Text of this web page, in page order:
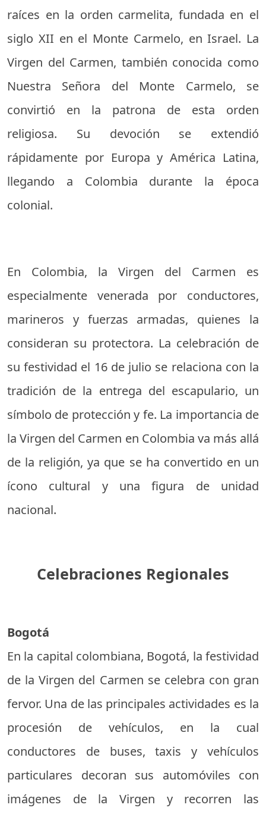
raíces en la orden carmelita, fundada en el
siglo XII en el Monte Carmelo, en Israel. La
Virgen del Carmen, también conocida como
Nuestra Señora del Monte Carmelo, se
convirtió en la patrona de esta orden
religiosa. Su devoción se extendió
rápidamente por Europa y América Latina,
llegando a Colombia durante la época
colonial.
En Colombia, la Virgen del Carmen es
especialmente venerada por conductores,
marineros y fuerzas armadas, quienes la
consideran su protectora. La celebración de
su festividad el 16 de julio se relaciona con la
tradición de la entrega del escapulario, un
símbolo de protección y fe. La importancia de
la Virgen del Carmen en Colombia va más allá
de la religión, ya que se ha convertido en un
ícono cultural y una figura de unidad
nacional.
Celebraciones Regionales
Bogotá
En la capital colombiana, Bogotá, la festividad
de la Virgen del Carmen se celebra con gran
fervor. Una de las principales actividades es la
procesión de vehículos, en la cual
conductores de buses, taxis y vehículos
particulares decoran sus automóviles con
imágenes de la Virgen y recorren las